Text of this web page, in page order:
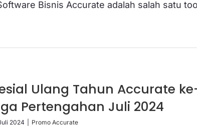
Bisnis Accurate adalah salah satu
Ulang Tahun Accurate
Pertengahan Juli 2024
2024 Promo Accurate